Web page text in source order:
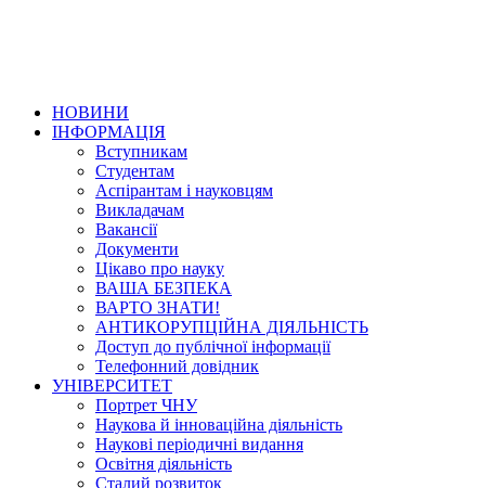
НОВИНИ
ІНФОРМАЦІЯ
Вступникам
Студентам
Аспірантам і науковцям
Викладачам
Вакансії
Документи
Цікаво про науку
ВАША БЕЗПЕКА
ВАРТО ЗНАТИ!
АНТИКОРУПЦІЙНА ДІЯЛЬНІСТЬ
Доступ до публічної інформації
Телефонний довідник
УНІВЕРСИТЕТ
Портрет ЧНУ
Наукова й інноваційна діяльність
Наукові періодичні видання
Освітня діяльність
Сталий розвиток